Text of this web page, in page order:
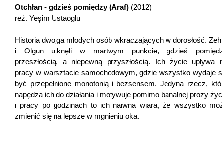
Otchłan - gdzieś pomiędzy (Araf) (2012)
reż. Yeşim Ustaoglu
Historia dwojga młodych osób wkraczających w dorosłość.
i Olgun utknęli w martwym punkcie, gdzieś
przeszłością, a niepewną przyszłością. Ich życie upływa
pracy w warsztacie samochodowym, gdzie wszystko wydaje
być przepełnione monotonią i bezsensem. Jedyna rzecz,
napędza ich do działania i motywuje pomimo banalnej prozy
i pracy po godzinach to ich naiwna wiara, że wszystko
zmienić się na lepsze w mgnieniu oka.